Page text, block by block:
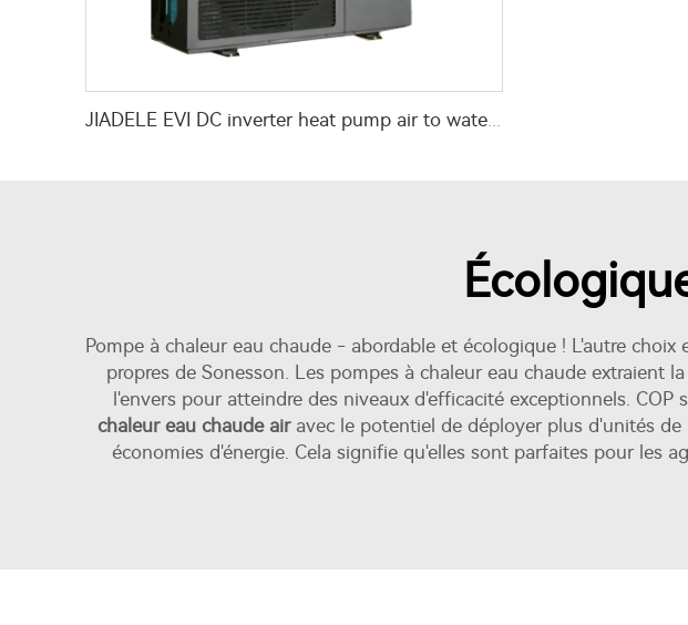
Pompe à chaleur eau chaude - abordable et écologique ! L'autre
propres de Sonesson. Les pompes à chaleur eau chaude extraient
l'envers pour atteindre des niveaux d'efficacité exceptionnels.
chaleur eau chaude air avec le potentiel de déployer plus d'unités
économies d'énergie. Cela signifie qu'elles sont parfaites pour les